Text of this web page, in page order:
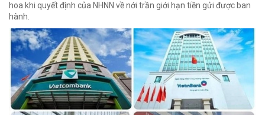
hoa khi quyết định của NHNN về nới trần giới hạn tiền gửi được ban
hành.